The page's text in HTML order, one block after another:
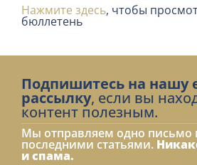
Нажмите здесь, чтобы
бюллетень
Подпишитесь на нашу
рассылку, если вы
контент полезным.
Мы отправляем одно письмо
последними статьями.
и спама.